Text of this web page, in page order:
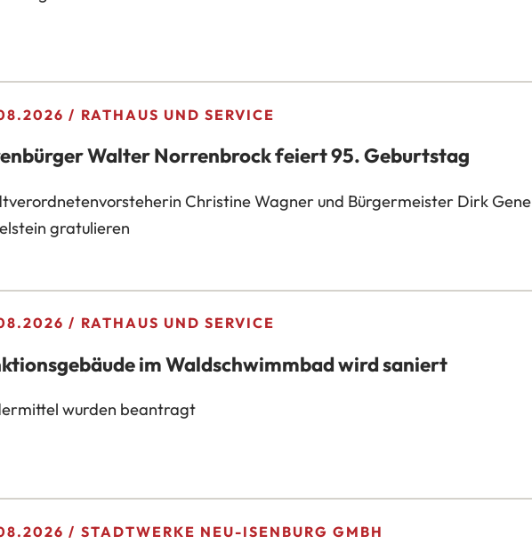
RATHAUS UND SERVICE
Walter Norrenbrock feiert 95. Geburtstag
Christine Wagner und Bürgermeister Dirk Gene
gratulieren
RATHAUS UND SERVICE
im Waldschwimmbad wird saniert
wurden beantragt
STADTWERKE NEU-ISENBURG GMBH